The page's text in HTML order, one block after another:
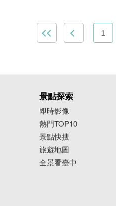
1
景點探索
即時影像
熱門TOP10
景點快搜
旅遊地圖
全景看臺中